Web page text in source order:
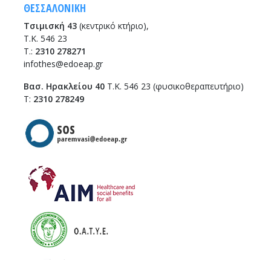
ΘΕΣΣΑΛΟΝΙΚΗ
Τσιμισκή 43 (κεντρικό κτήριο),
Τ.Κ. 546 23
T.: 2310 278271
infothes@edoeap.gr
Βασ. Ηρακλείου 40 Τ.Κ. 546 23 (φυσικοθεραπευτήριο)
Τ: 2310 278249